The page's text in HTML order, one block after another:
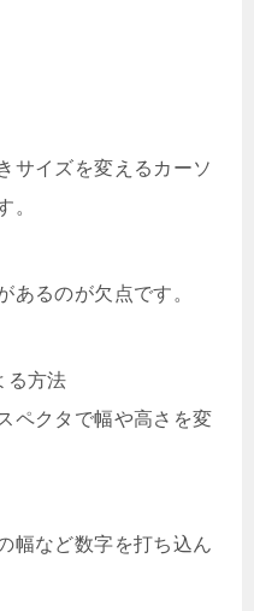
サイズを変えるカーソ
。
あるのが欠点です。
る方法
ペクタで幅や高さを変
幅など数字を打ち込ん